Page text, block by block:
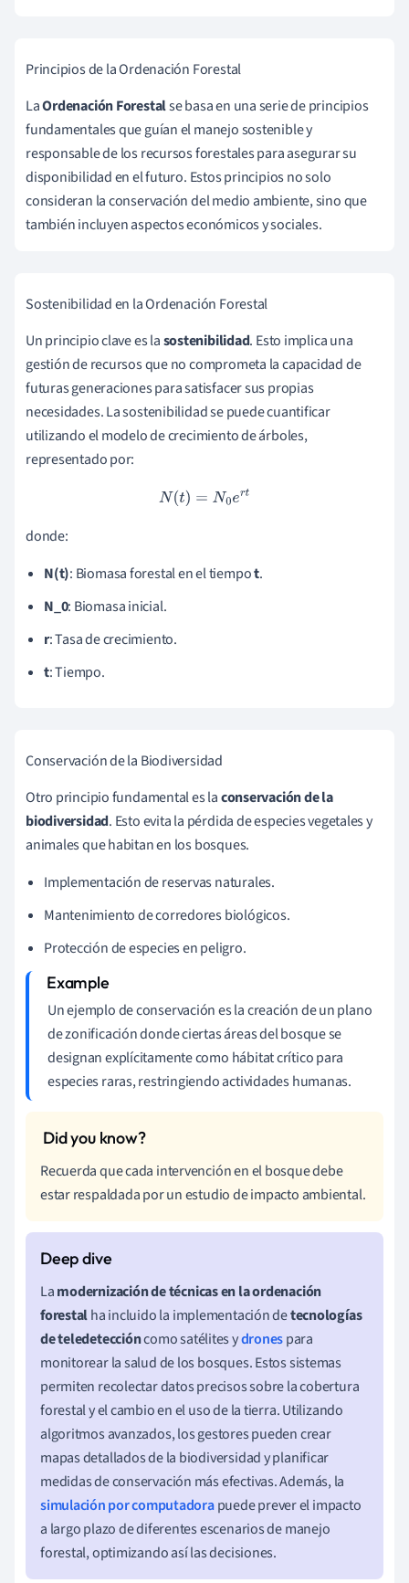
Principios de la Ordenación Forestal
LaOrdenación Forestalse basa en una serie de principios
fundamentales que guían el manejo sostenible y
responsable de los recursos forestales para asegurar su
disponibilidad en el futuro. Estos principios no solo
consideran la conservación del medio ambiente, sino que
también incluyen aspectos económicos y sociales.
Sostenibilidad en la Ordenación Forestal
Un principio clave es lasostenibilidad. Esto implica una
gestión de recursos que no comprometa la capacidad de
futuras generaciones para satisfacer sus propias
necesidades. La sostenibilidad se puede cuantificar
utilizando el modelo de crecimiento de árboles,
representado por:
N(t =N 0ert
donde:
N(t): Biomasa forestal en el tiempot.
N_0: Biomasa inicial.
r: Tasa de crecimiento.
t: Tiempo.
Conservación de la Biodiversidad
Otro principio fundamental es laconservación de la
biodiversidad. Esto evita la pérdida de especies vegetales y
animales que habitan en los bosques.
Implementación de reservas naturales.
Mantenimiento de corredores biológicos.
Protección de especies en peligro.
Un ejemplo de conservación es la creación de un plano
de zonificación donde ciertas áreas del bosque se
designan explícitamente como hábitat crítico para
especies raras, restringiendo actividades humanas.
Recuerda que cada intervención en el bosque debe
estar respaldada por un estudio de impacto ambiental.
Lamodernización de técnicas en la ordenación
forestalha incluido la implementación detecnologías
de teledeteccióncomo satélites ydronespara
monitorear la salud de los bosques. Estos sistemas
permiten recolectar datos precisos sobre la cobertura
forestal y el cambio en el uso de la tierra. Utilizando
algoritmos avanzados, los gestores pueden crear
mapas detallados de la biodiversidad y planificar
medidas de conservación más efectivas. Además, la
simulación por computadorapuede prever el impacto
a largo plazo de diferentes escenarios de manejo
forestal, optimizando así las decisiones.